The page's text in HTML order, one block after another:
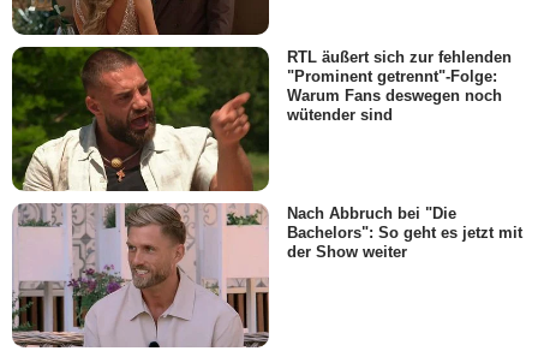
RTL äußert sich zur fehlenden
"Prominent getrennt"-Folge:
Warum Fans deswegen noch
wütender sind
Nach Abbruch bei "Die
Bachelors": So geht es jetzt mit
der Show weiter